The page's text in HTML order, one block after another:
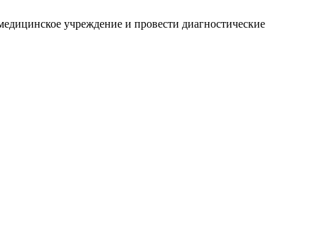
учреждение и провести диагностические